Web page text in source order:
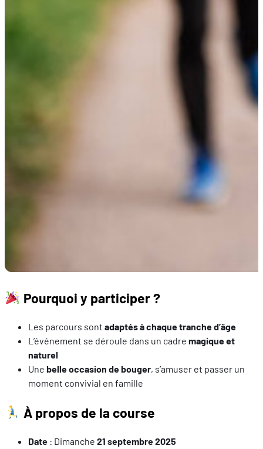
Pourquoi y participer ?
Les parcours sont adaptés à chaque tranche d’âge
L’événement se déroule dans un cadre magique et
naturel
Une belle occasion de bouger, s’amuser et passer un
moment convivial en famille
À propos de la course
Date : Dimanche 21 septembre 2025